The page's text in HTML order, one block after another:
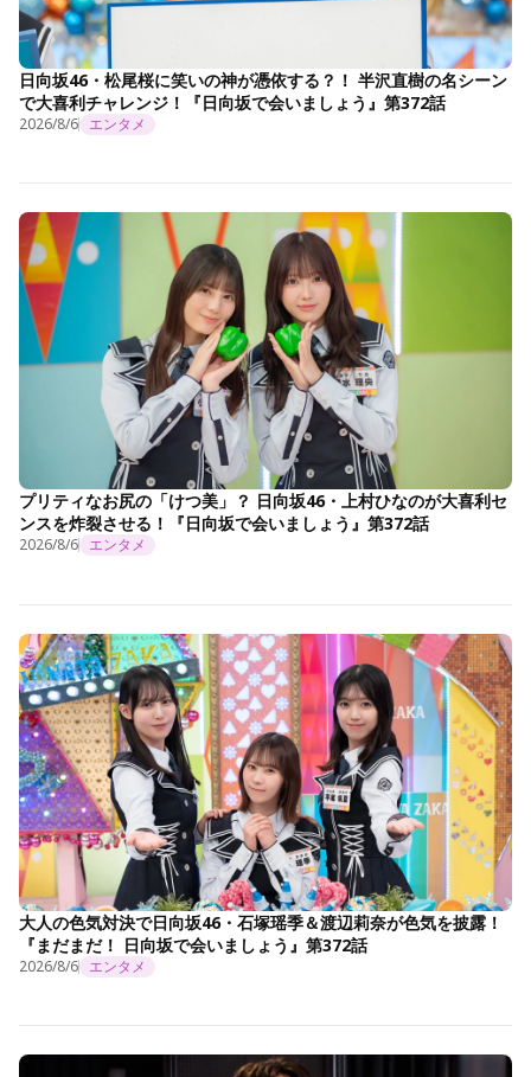
日向坂46・松尾桜に笑いの神が憑依する？！ 半沢直樹の名シーン
で大喜利チャレンジ！『日向坂で会いましょう』第372話
2026/8/6 エンタメ
プリティなお尻の「けつ美」？ 日向坂46・上村ひなのが大喜利セ
ンスを炸裂させる！『日向坂で会いましょう』第372話
2026/8/6 エンタメ
大人の色気対決で日向坂46・石塚瑶季＆渡辺莉奈が色気を披露！
『まだまだ！ 日向坂で会いましょう』第372話
2026/8/6 エンタメ